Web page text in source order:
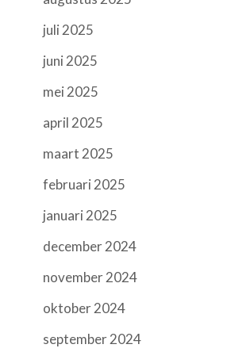
juli 2025
juni 2025
mei 2025
april 2025
maart 2025
februari 2025
januari 2025
december 2024
november 2024
oktober 2024
september 2024